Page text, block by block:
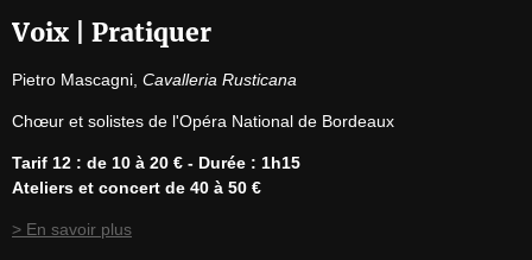
Voix | Pratiquer
Pietro Mascagni, Cavalleria Rusticana
Chœur et solistes de l'Opéra National de Bordeaux
Tarif 12 : de 10 à 20 € - Durée : 1h15
Ateliers et concert de 40 à 50 €
> En savoir plus